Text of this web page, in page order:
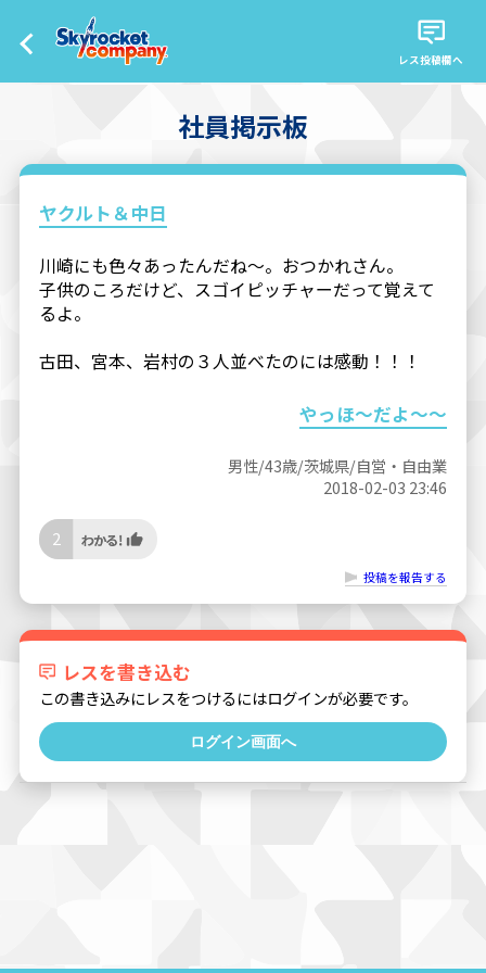
レス投稿欄へ
社員掲示板
ヤクルト＆中日
川崎にも色々あったんだね～。おつかれさん。
子供のころだけど、スゴイピッチャーだって覚えて
るよ。
古田、宮本、岩村の３人並べたのには感動！！！
やっほ～だよ～～
男性/43歳/茨城県/自営・自由業
2018-02-03 23:46
2
投稿を報告する
レスを書き込む
この書き込みにレスをつけるにはログインが必要です。
ログイン画面へ